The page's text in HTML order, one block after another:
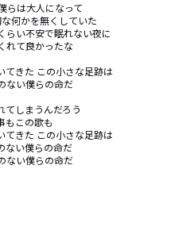
らは大人になって
何かを無くしていた
らい不安で眠れない夜に
れて良かったな
てきた この小さな足跡は
ない僕らの命だ
てしまうんだろう
もこの歌も
てきた この小さな足跡は
ない僕らの命だ
ない僕らの命だ